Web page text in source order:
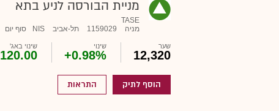
מניית הבורסה לניע בתא
TASE
מניה
1159029 תל-אביב NIS סוף יום
שער
12,320
שינוי
+0.98%
שינוי באג'
120.00
הוסף לתיק התראות